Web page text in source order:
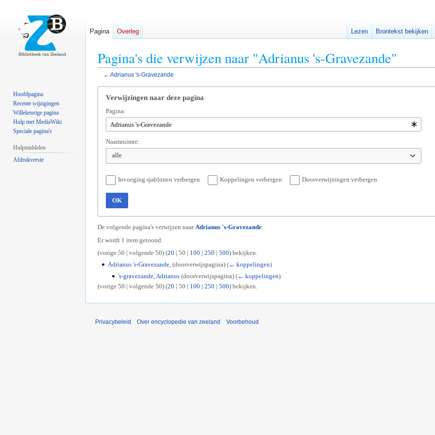
Pagina's die verwijzen naar "Adrianus 's-Gravezande"
← Adrianus 's-Gravezande
navigatie
springen
zoeken
springen
Verwijzingen naar deze pagina
Pagina:
Naamruimte:
alle
Invoeging sjablonen verbergen Koppelingen verbergen Doorverwijzingen verbergen
OK
De volgende pagina's verwijzen naarAdrianus 's-Gravezande:
Er wordt 1 item getoond.
(vorige 50 | volgende 50) (20 | 50 | 100 | 250 | 500) bekijken.
Adrianus 's-Gravezande,(doorverwijspagina) (← koppelingen)
's-gravezande, Adrianus(doorverwijspagina) (← koppelingen)
(vorige 50 | volgende 50) (20 | 50 | 100 | 250 | 500) bekijken.
Pagina Overleg Lezen Brontekst bekijken
Hoofdpagina
Recente wijzigingen
Willekeurige pagina
Hulp met MediaWiki
Speciale pagina's
Hulpmiddelen
Afdrukversie
Privacybeleid Over encyclopedie van zeeland Voorbehoud